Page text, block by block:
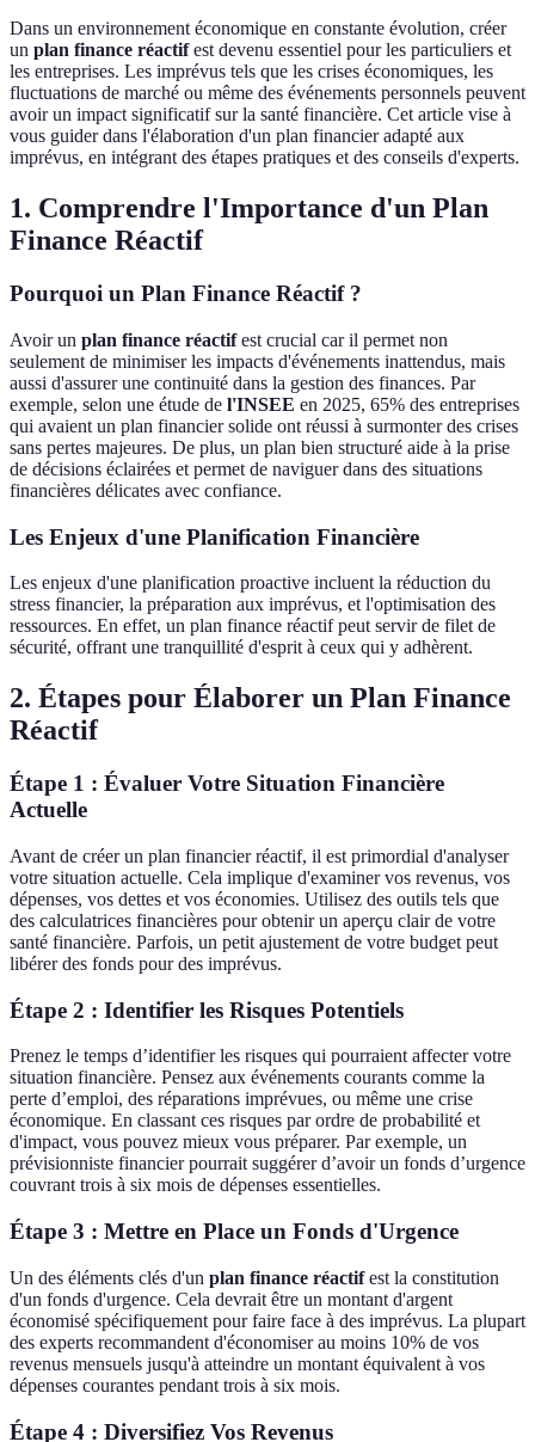
Dans un environnement économique en constante évolution, créer
un plan finance réactifest devenu essentiel pour les particuliers et
les entreprises. Les imprévus tels que les crises économiques, les
fluctuations de marché ou même des événements personnels peuvent
avoir un impact significatif sur la santé financière. Cet article vise à
vous guider dans l'élaboration d'un plan financier adapté aux
imprévus, en intégrant des étapes pratiques et des conseils d'experts.
1. Comprendre l'Importance d'un Plan
Finance Réactif
Pourquoi un Plan Finance Réactif ?
Avoir un plan finance réactifest crucial car il permet non
seulement de minimiser les impacts d'événements inattendus, mais
aussi d'assurer une continuité dans la gestion des finances. Par
exemple, selon une étude de l'INSEE en 2025, 65% des entreprises
qui avaient un plan financier solide ont réussi à surmonter des crises
sans pertes majeures. De plus, un plan bien structuré aide à la prise
de décisions éclairées et permet de naviguer dans des situations
financières délicates avec confiance.
Les Enjeux d'une Planification Financière
Les enjeux d'une planification proactive incluent la réduction du
stress financier, la préparation aux imprévus, et l'optimisation des
ressources. En effet, un plan finance réactif peut servir de filet de
sécurité, offrant une tranquillité d'esprit à ceux qui y adhèrent.
2. Étapes pour Élaborer un Plan Finance
Réactif
Étape 1 : Évaluer Votre Situation Financière
Actuelle
Avant de créer un plan financier réactif, il est primordial d'analyser
votre situation actuelle. Cela implique d'examiner vos revenus, vos
dépenses, vos dettes et vos économies. Utilisez des outils tels que
des calculatrices financières pour obtenir un aperçu clair de votre
santé financière. Parfois, un petit ajustement de votre budget peut
libérer des fonds pour des imprévus.
Étape 2 : Identifier les Risques Potentiels
Prenez le temps d’identifier les risques qui pourraient affecter votre
situation financière. Pensez aux événements courants comme la
perte d’emploi, des réparations imprévues, ou même une crise
économique. En classant ces risques par ordre de probabilité et
d'impact, vous pouvez mieux vous préparer. Par exemple, un
prévisionniste financier pourrait suggérer d’avoir un fonds d’urgence
couvrant trois à six mois de dépenses essentielles.
Étape 3 : Mettre en Place un Fonds d'Urgence
Un des éléments clés d'un plan finance réactifest la constitution
d'un fonds d'urgence. Cela devrait être un montant d'argent
économisé spécifiquement pour faire face à des imprévus. La plupart
des experts recommandent d'économiser au moins 10% de vos
revenus mensuels jusqu'à atteindre un montant équivalent à vos
dépenses courantes pendant trois à six mois.
Étape 4 : Diversifiez Vos Revenus